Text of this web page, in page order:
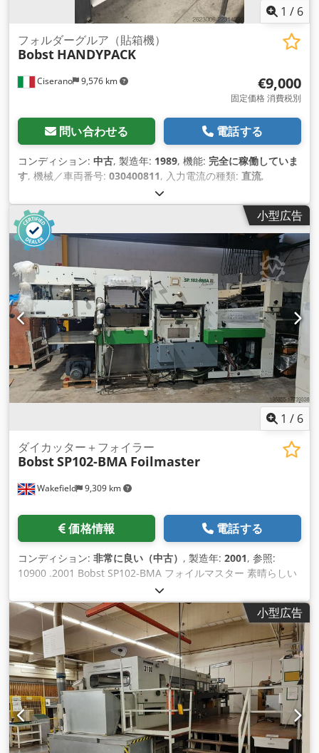
1 / 6
Ciserano 9,576 km
フォルダーグルア（貼箱機）
Bobst HANDYPACK
€9,000
固定価格 消費税別
問い合わせる 電話する
コンディション: 中古, 製造年: 1989, 機能: 完全に稼働していま
す, 機械／車両番号: 030400811, 入力電流の種類: 直流,
小型広告
1 / 6
Wakefield 9,309 km
ダイカッター＋フォイラー
BobstSP102-BMA Foilmaster
価格情報 電話する
コンディション: 非常に良い（中古） , 製造年: 2001, 参照:
10900 .2001 Bobst SP102-BMA フォイルマスター 素晴らしい
コンディション！作業時間わずか33,000時間！ 装備 フルオー
トフィーダー Csdou Snwmjpfx Ahyerf ダブルシートコントロ
ール センターライン ホットフォイルユニット 2 x ハニカムチ
ェース 2 x ダイカッティングチェース 16の独立した加熱ゾーン
フォイルアドバンスシャフト 自動デリバリー 昇降式（ハイパ
イル） 仕様 シートフォーマット最大: 720mm x 1020mm シー
トフォーマット最小350mm x 400mm 作業材料 紙/ソリッドボ
ード80-2000gr 段ボールE "および "B" - max.4mm グリッパー
マージン：9-15mm スタンピングフォーマット最大680mm x
1010mm 最高速度：7,500 p/h
小型広告